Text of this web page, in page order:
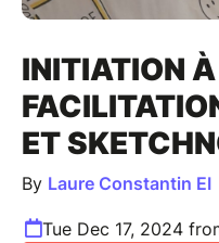
INITIATION
ET
By Laure Constantin EI
Tue Dec 17, 2024